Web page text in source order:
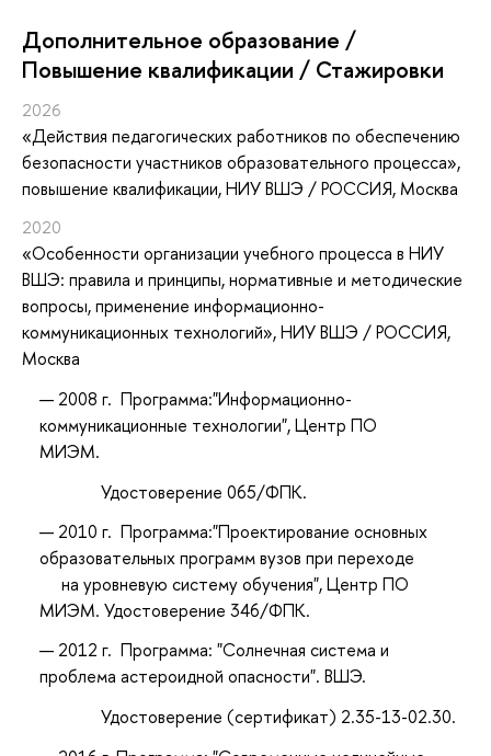
Дополнительное образование /
Повышение квалификации / Стажировки
2026
«Действия педагогических работников по обеспечению
безопасности участников образовательного процесса»,
повышение квалификации, НИУ ВШЭ / РОССИЯ, Москва
2020
«Особенности организации учебного процесса в НИУ
ВШЭ: правила и принципы, нормативные и методические
вопросы, применение информационно-
коммуникационных технологий», НИУ ВШЭ / РОССИЯ,
Москва
2008 г. Программа:"Информационно-
коммуникационные технологии", Центр ПО
МИЭМ.
Удостоверение 065/ФПК.
2010 г. Программа:"Проектирование основных
образовательных программ вузов при переходе
на уровневую систему обучения", Центр ПО
МИЭМ. Удостоверение 346/ФПК.
2012 г. Программа: "Солнечная система и
проблема астероидной опасности". ВШЭ.
Удостоверение (сертификат) 2.35-13-02.30.